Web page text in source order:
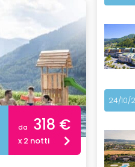
da 318 €
x 2 notti
24/10/